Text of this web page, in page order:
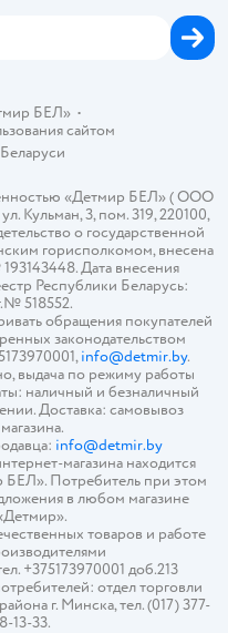
БЕЛ»•
сайтом
Беларуси
«Детмир БЕЛ» ( ООО
Кульман, 3, пом. 319, 220100,
о государственной
горисполкомом, внесена
Дата внесения
Республики Беларусь:
518552.
обращения покупателей
законодательством
info@detmir.by.
выдача по режиму работы
наличный и безналичный
Доставка: самовывоз
info@detmir.by
магазина находится
Потребитель при этом
в любом магазине
товаров и работе
+375173970001 доб.213
отдел торговли
г. Минска, тел. (017) 377-
13-33.